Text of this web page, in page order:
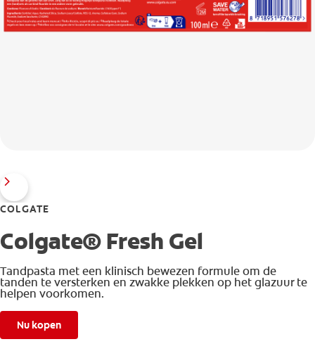
COLGATE
Colgate® Fresh Gel
Tandpasta met een klinisch bewezen formule om de
tanden te versterken en zwakke plekken op het glazuur te
helpen voorkomen.
Nu kopen